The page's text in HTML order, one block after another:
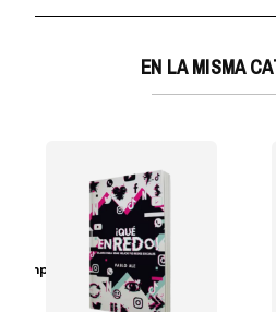
EN LA MISMA
las Escrituras y el Espíritu de